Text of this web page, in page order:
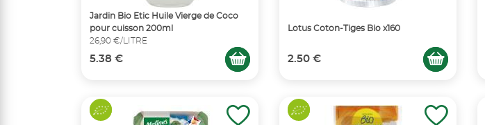
Jardin Bio Etic Huile Vierge de Coco
pour cuisson 200ml
26,90 €/LITRE
5.38 €
Lotus Coton-Tiges Bio x160
2.50 €